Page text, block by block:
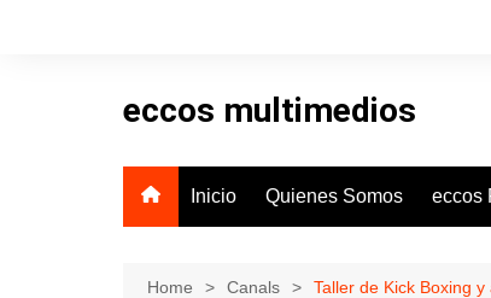
eccos multimedios
Inicio Quienes Somos eccos
Home Canals Taller de Kick Boxing